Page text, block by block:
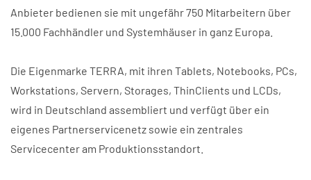
Anbieter bedienen sie mit ungefähr 750 Mitarbeitern über
15.000 Fachhändler und Systemhäuser in ganz Europa.
Die Eigenmarke TERRA, mit ihren Tablets, Notebooks, PCs,
Workstations, Servern, Storages, ThinClients und LCDs,
wird in Deutschland assembliert und verfügt über ein
eigenes Partnerservicenetz sowie ein zentrales
Servicecenter am Produktionsstandort.